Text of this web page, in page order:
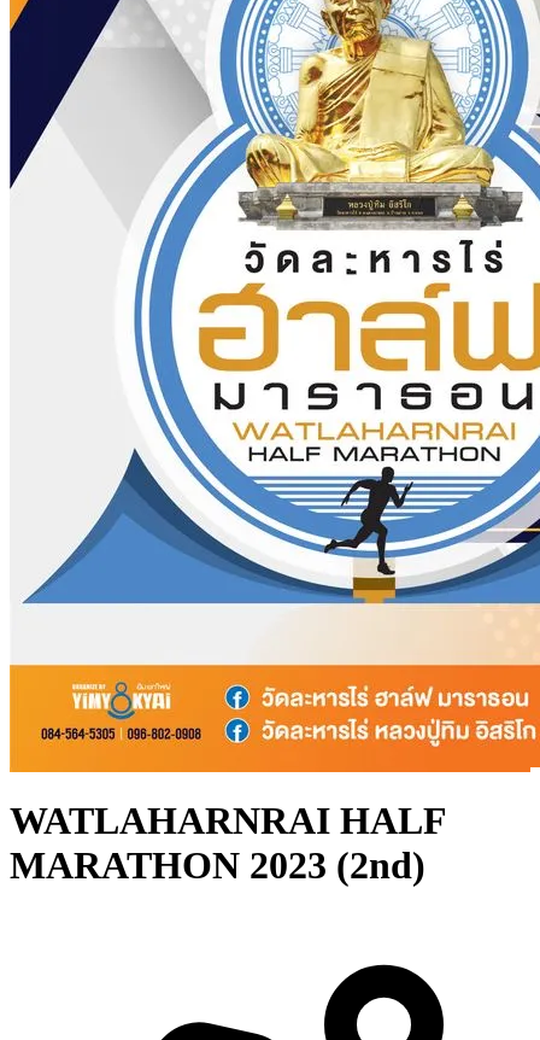
WATLAHARNRAI HALF
MARATHON 2023 (2nd)